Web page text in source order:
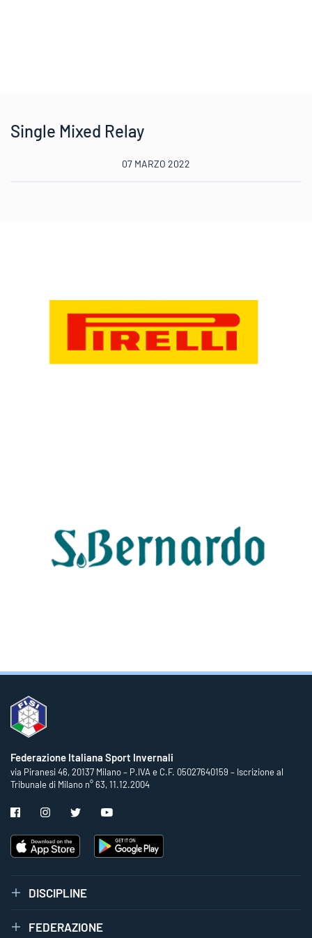
Single Mixed Relay
07 MARZO 2022
Federazione Italiana Sport Invernali
via Piranesi 46, 20137 Milano – P.IVA e C.F. 05027640159 – Iscrizione al
Tribunale di Milano n° 63, 11.12.2004
DISCIPLINE
FEDERAZIONE